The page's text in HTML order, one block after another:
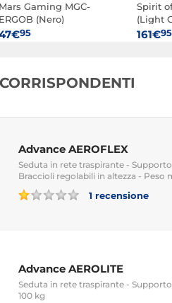
Mars Gaming MGC-
ERGOB (Nero)
95
Spirit
(Light
161€95
Advance AEROFLEX
Seduta in rete traspirante -
Braccioli regolabili in altezza - Peso
1 recensione
Advance AEROLITE
Seduta in rete traspirante -
100 kg